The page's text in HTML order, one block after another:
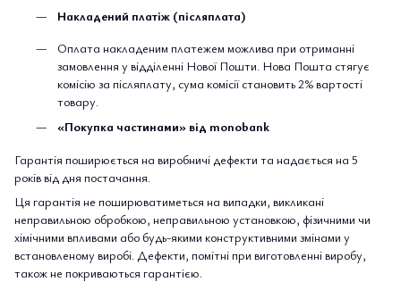
Накладений платіж (післяплата)
Оплата накладеним платежем можлива при отриманні
замовлення у відділенні Нової Пошти. Нова Пошта стягує
комісію за післяплату, сума комісії становить 2% вартості
товару.
«Покупка частинами» від monobank
Гарантія поширюється на виробничі дефекти та надається на 5
років від дня постачання.
Ця гарантія не поширюватиметься на випадки, викликані
неправильною обробкою, неправильною установкою, фізичними чи
хімічними впливами або будь-якими конструктивними змінами у
встановленому виробі. Дефекти, помітні при виготовленні виробу,
також не покриваються гарантією.